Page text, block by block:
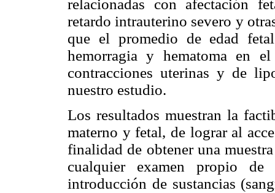
relacionadas con afectación
retardo intrauterino severo y
que el promedio de edad
hemorragia y hematoma en
contracciones uterinas y de
nuestro estudio.
Los resultados muestran la
materno y fetal, de lograr al
finalidad de obtener una
cualquier examen propio
introducción de sustancias